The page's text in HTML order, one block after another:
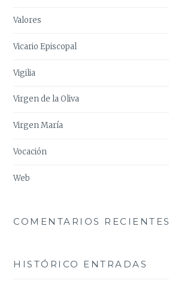
Valores
Vicario Episcopal
Vigilia
Virgen de la Oliva
Virgen María
Vocación
Web
COMENTARIOS RECIENTES
HISTÓRICO ENTRADAS